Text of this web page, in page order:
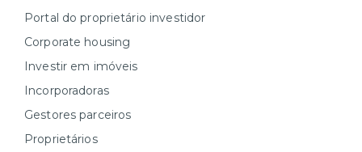
Portal do proprietário investidor
Corporate housing
Investir em imóveis
Incorporadoras
Gestores parceiros
Proprietários